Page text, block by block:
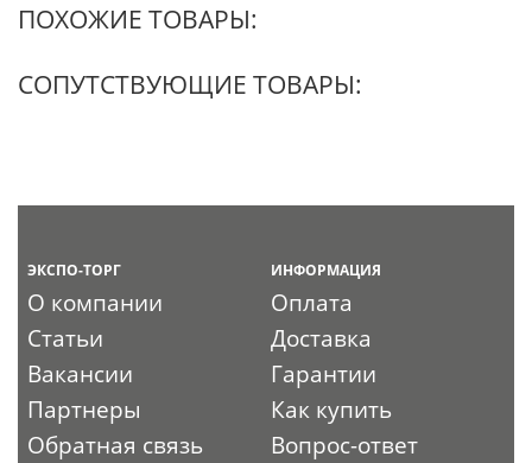
ПОХОЖИЕ ТОВАРЫ:
СОПУТСТВУЮЩИЕ ТОВАРЫ:
ЭКСПО-ТОРГ
О компании
Статьи
Вакансии
Партнеры
Обратная связь
ИНФОРМАЦИЯ
Оплата
Доставка
Гарантии
Как купить
Вопрос-ответ